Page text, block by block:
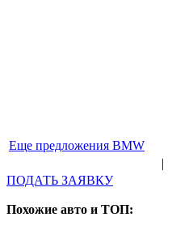
Еще предложения BMW
|
ПОДАТЬ ЗАЯВКУ
Похожие авто и ТОП: